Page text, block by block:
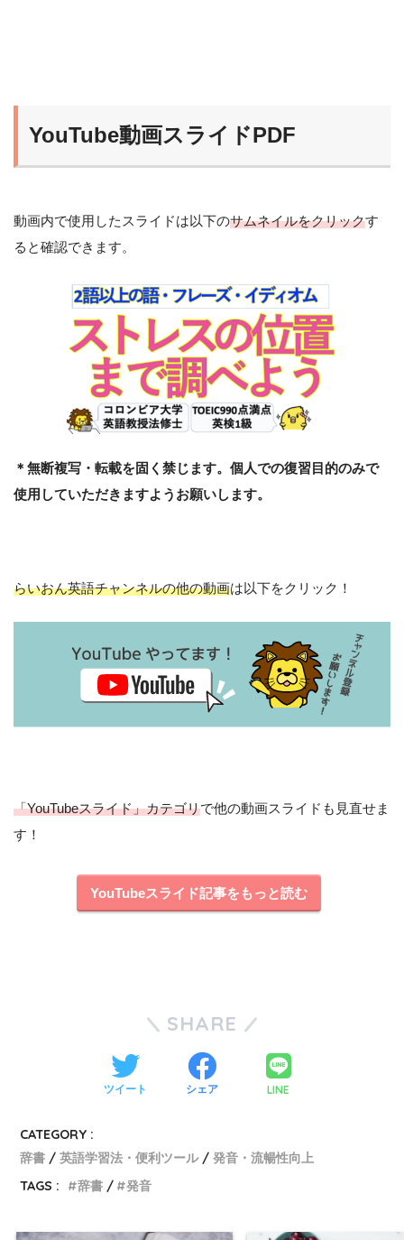
YouTube動画スライドPDF
動画内で使用したスライドは以下のサムネイルをクリックす
ると確認できます。
＊無断複写・転載を固く禁じます。個人での復習目的のみで
使用していただきますようお願いします。
らいおん英語チャンネルの他の動画は以下をクリック！
「YouTubeスライド」カテゴリで他の動画スライドも見直せま
す！
YouTubeスライド記事をもっと読む
SHARE
ツイート シェア LINE
CATEGORY :
辞書
英語学習法・便利ツール
発音・流暢性向上
TAGS :
辞書 発音